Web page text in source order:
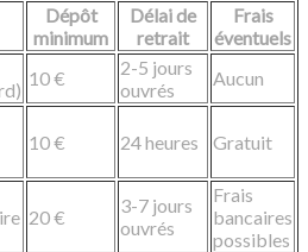
Dépôt
minimum
Délai de
retrait
Frais
éventuels
10 €
2-5 jours
ouvrés
Aucun
10 € 24 heures Gratuit
20 €
3-7 jours
ouvrés
Frais
bancaires
possibles